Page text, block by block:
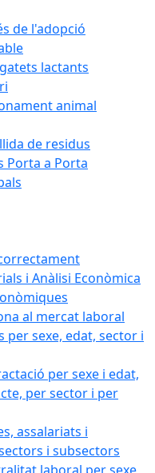
de l'adopció
lactants
animal
de residus
Porta a Porta
i Anàlisi Econòmica
al mercat laboral
per sexe, edat, sector i
per sexe i edat,
per sector i per
assalariats i
i subsectors